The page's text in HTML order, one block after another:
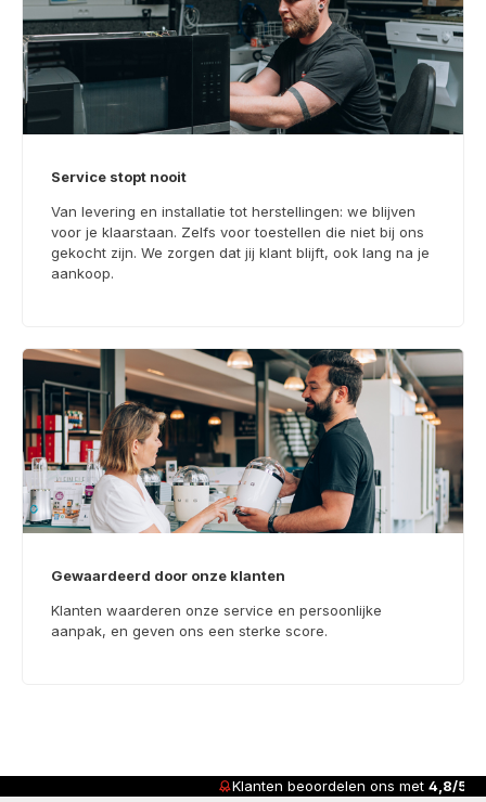
Service stopt nooit
Van levering en installatie tot herstellingen: we blijven
voor je klaarstaan. Zelfs voor toestellen die niet bij ons
gekocht zijn. We zorgen dat jij klant blijft, ook lang na je
aankoop.
Gewaardeerd door onze klanten
Klanten waarderen onze service en persoonlijke
aanpak, en geven ons een sterke score.
Klanten beoordelen ons met4,8/5